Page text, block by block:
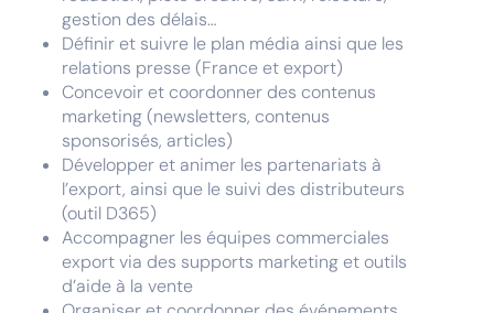
gestion des délais…
Définir et suivre le plan média ainsi que les
relations presse (France et export)
Concevoir et coordonner des contenus
marketing (newsletters, contenus
sponsorisés, articles)
Développer et animer les partenariats à
l’export, ainsi que le suivi des distributeurs
(outil D365)
Accompagner les équipes commerciales
export via des supports marketing et outils
d’aide à la vente